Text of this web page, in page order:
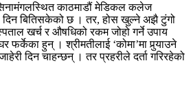
काठमाडौं मेडिकल कलेज
दिन बितिसकेको छ । तर, होस खुल्ने अझै टुंगो
खर्च र औषधिको रकम जोहो गर्ने उपाय
फर्केका हुन् । श्रीमतीलाई ‘कोमा’मा पुर्‍याउने
दिन चाहन्छन् । तर प्रहरीले दर्ता गरिरहेको